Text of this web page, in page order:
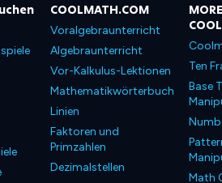
COOLMATH.COM
Voralgebraunterricht
Algebraunterricht
Vor-Kalkulus-Lektionen
Mathematikwörterbuch
Linien
Faktoren und
Primzahlen
Dezimalstellen
Ten
Base
Math